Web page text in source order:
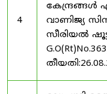
4
കേന്ദ്രങ്ങൾ
വാണിജ്യ
സീരിയൽ